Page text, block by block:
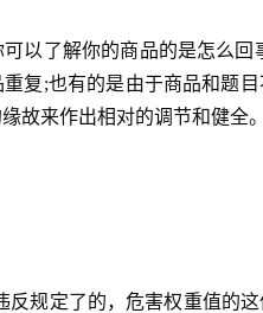
以了解你的商品的是怎么
复;也有的是由于商品和题
故来作出相对的调节和健全
反规定了的，危害权重值的